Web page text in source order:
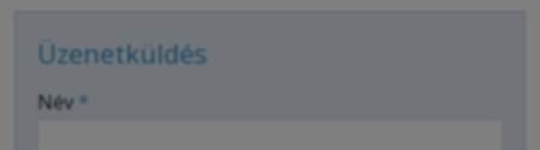
Üzenetküldés
Név *